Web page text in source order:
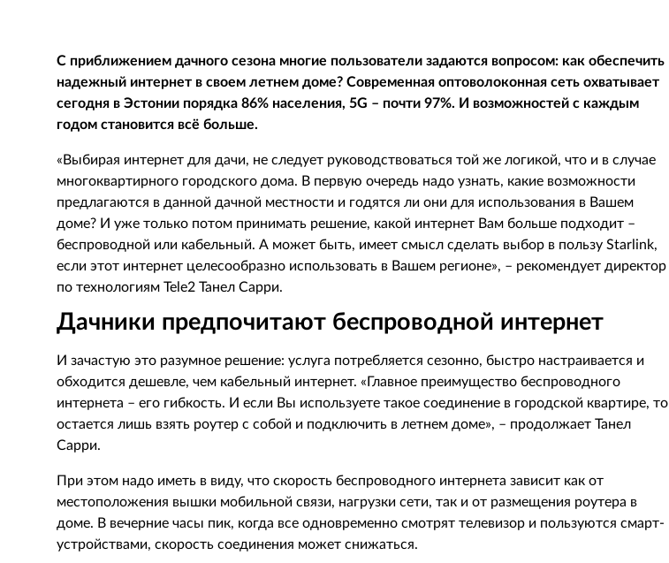
С приближением дачного сезона многие пользователи задаются вопросом: как обеспечить
надежный интернет в своем летнем доме? Современная оптоволоконная сеть охватывает
сегодня в Эстонии порядка 86% населения, 5G – почти 97%. И возможностей с каждым
годом становится всё больше.
«Выбирая интернет для дачи, не следует руководствоваться той же логикой, что и в случае
многоквартирного городского дома. В первую очередь надо узнать, какие возможности
предлагаются в данной дачной местности и годятся ли они для использования в Вашем
доме? И уже только потом принимать решение, какой интернет Вам больше подходит –
беспроводной или кабельный. А может быть, имеет смысл сделать выбор в пользу Starlink,
если этот интернет целесообразно использовать в Вашем регионе», – рекомендует директор
по технологиям Tele2 Танел Сарри.
Дачники предпочитают беспроводной интернет
И зачастую это разумное решение: услуга потребляется сезонно, быстро настраивается и
обходится дешевле, чем кабельный интернет. «Главное преимущество беспроводного
интернета – его гибкость. И если Вы используете такое соединение в городской квартире, то
остается лишь взять роутер с собой и подключить в летнем доме», – продолжает Танел
Сарри.
При этом надо иметь в виду, что скорость беспроводного интернета зависит как от
местоположения вышки мобильной связи, нагрузки сети, так и от размещения роутера в
доме. В вечерние часы пик, когда все одновременно смотрят телевизор и пользуются смарт-
устройствами, скорость соединения может снижаться.